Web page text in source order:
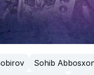
Sohib